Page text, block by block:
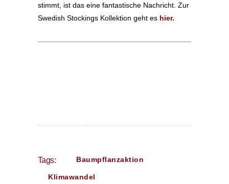
stimmt, ist das eine fantastische Nachricht. Zur
Swedish Stockings Kollektion geht es hier.
Tags: Baumpflanzaktion
Klimawandel